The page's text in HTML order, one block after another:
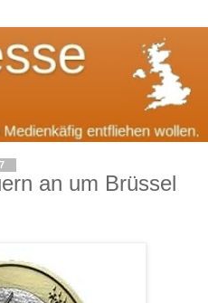
an um Brüssel